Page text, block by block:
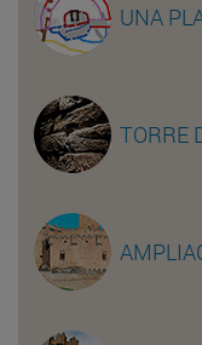
UNA
TORRE